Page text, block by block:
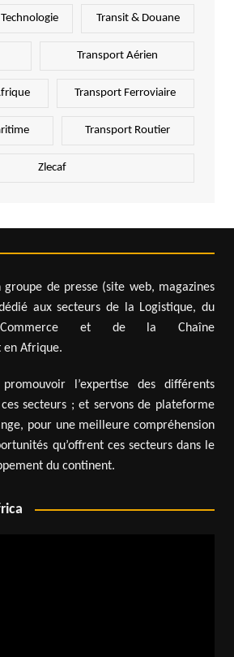
Technologie Transit & Douane
Transport Aérien
Transport Ferroviaire
Transport Routier
Zlecaf
groupe de presse (site web, magazines
aux secteurs de la Logistique, du
et de la Chaîne
en Afrique.
l’expertise des différents
secteurs ; et servons de plateforme
pour une meilleure compréhension
qu’offrent ces secteurs dans le
du continent.